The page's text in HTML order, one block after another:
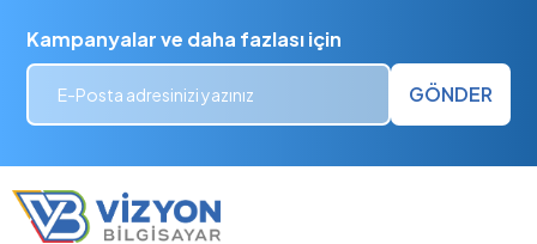
Kampanyalar ve daha fazlası için
GÖNDER